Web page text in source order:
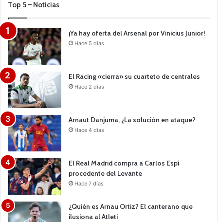
Top 5 – Noticias
¡Ya hay oferta del Arsenal por Vinicius Junior!
Hace 5 días
El Racing «cierra» su cuarteto de centrales
Hace 2 días
Arnaut Danjuma, ¿La solución en ataque?
Hace 4 días
El Real Madrid compra a Carlos Espí
procedente del Levante
Hace 7 días
¿Quién es Arnau Ortiz? El canterano que
ilusiona al Atleti